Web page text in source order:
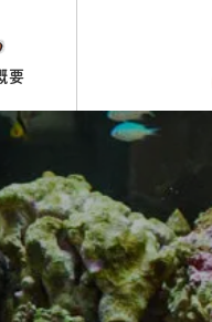
要